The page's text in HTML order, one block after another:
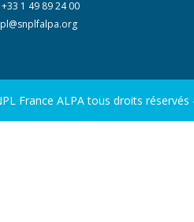
1 49 89 24 00
France ALPA tous droits réservés